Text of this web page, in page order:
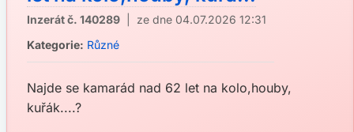
Inzerát č. 140289 | ze dne 04.07.2026 12:31
Kategorie: Různé
Najde se kamarád nad 62 let na kolo,houby,
kuřák....?